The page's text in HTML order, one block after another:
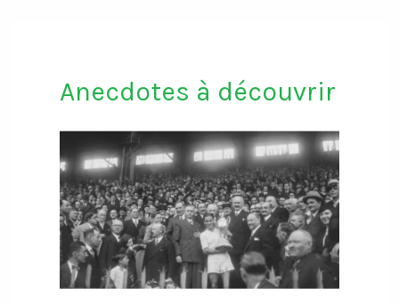
Anecdotes à découvrir